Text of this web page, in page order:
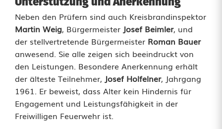
i
n
W
a
l
d
t
Neben den Prüfern sind auch Kreisbrandinspektor
Martin Weig, Bürgermeister Josef Beimler, und
der stellvertretende Bürgermeister Roman Bauer
anwesend. Sie alle zeigen sich beeindruckt von
den Leistungen. Besondere Anerkennung erhält
der älteste Teilnehmer, Josef Holfelner, Jahrgang
1961. Er beweist, dass Alter kein Hindernis für
Engagement und Leistungsfähigkeit in der
Freiwilligen Feuerwehr ist.